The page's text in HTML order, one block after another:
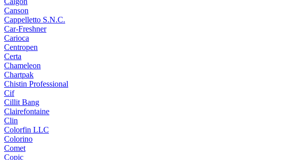
Canson
Cappelletto S.N.C.
Car-Freshner
Carioca
Centropen
Certa
Chameleon
Chartpak
Chistin Professional
Cif
Cillit Bang
Clairefontaine
Clin
Colorfin LLC
Colorino
Comet
Copic